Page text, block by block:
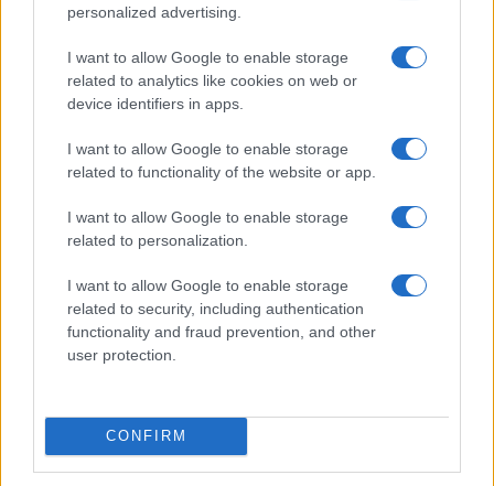
personalized advertising.
I want to allow Google to enable storage
related to analytics like cookies on web or
device identifiers in apps.
I want to allow Google to enable storage
related to functionality of the website or app.
I want to allow Google to enable storage
related to personalization.
I want to allow Google to enable storage
related to security, including authentication
functionality and fraud prevention, and other
user protection.
CONFIRM
Alcatel One Touch 1060d
Alcatel One Touch 2001x
Alcatel One Touch 2005d
Alcatel One Touch 2005x
Alcatel One Touch 2005
Alcatel One Touch 2007d